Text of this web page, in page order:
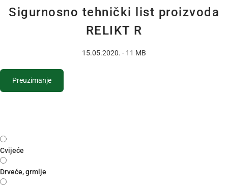
Sigurnosno tehnički list proizvoda
RELIKT R
15.05.2020. - 11 MB
Preuzimanje
Cvijeće
Drveće, grmlje